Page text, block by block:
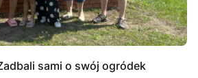
sami o swój ogródek